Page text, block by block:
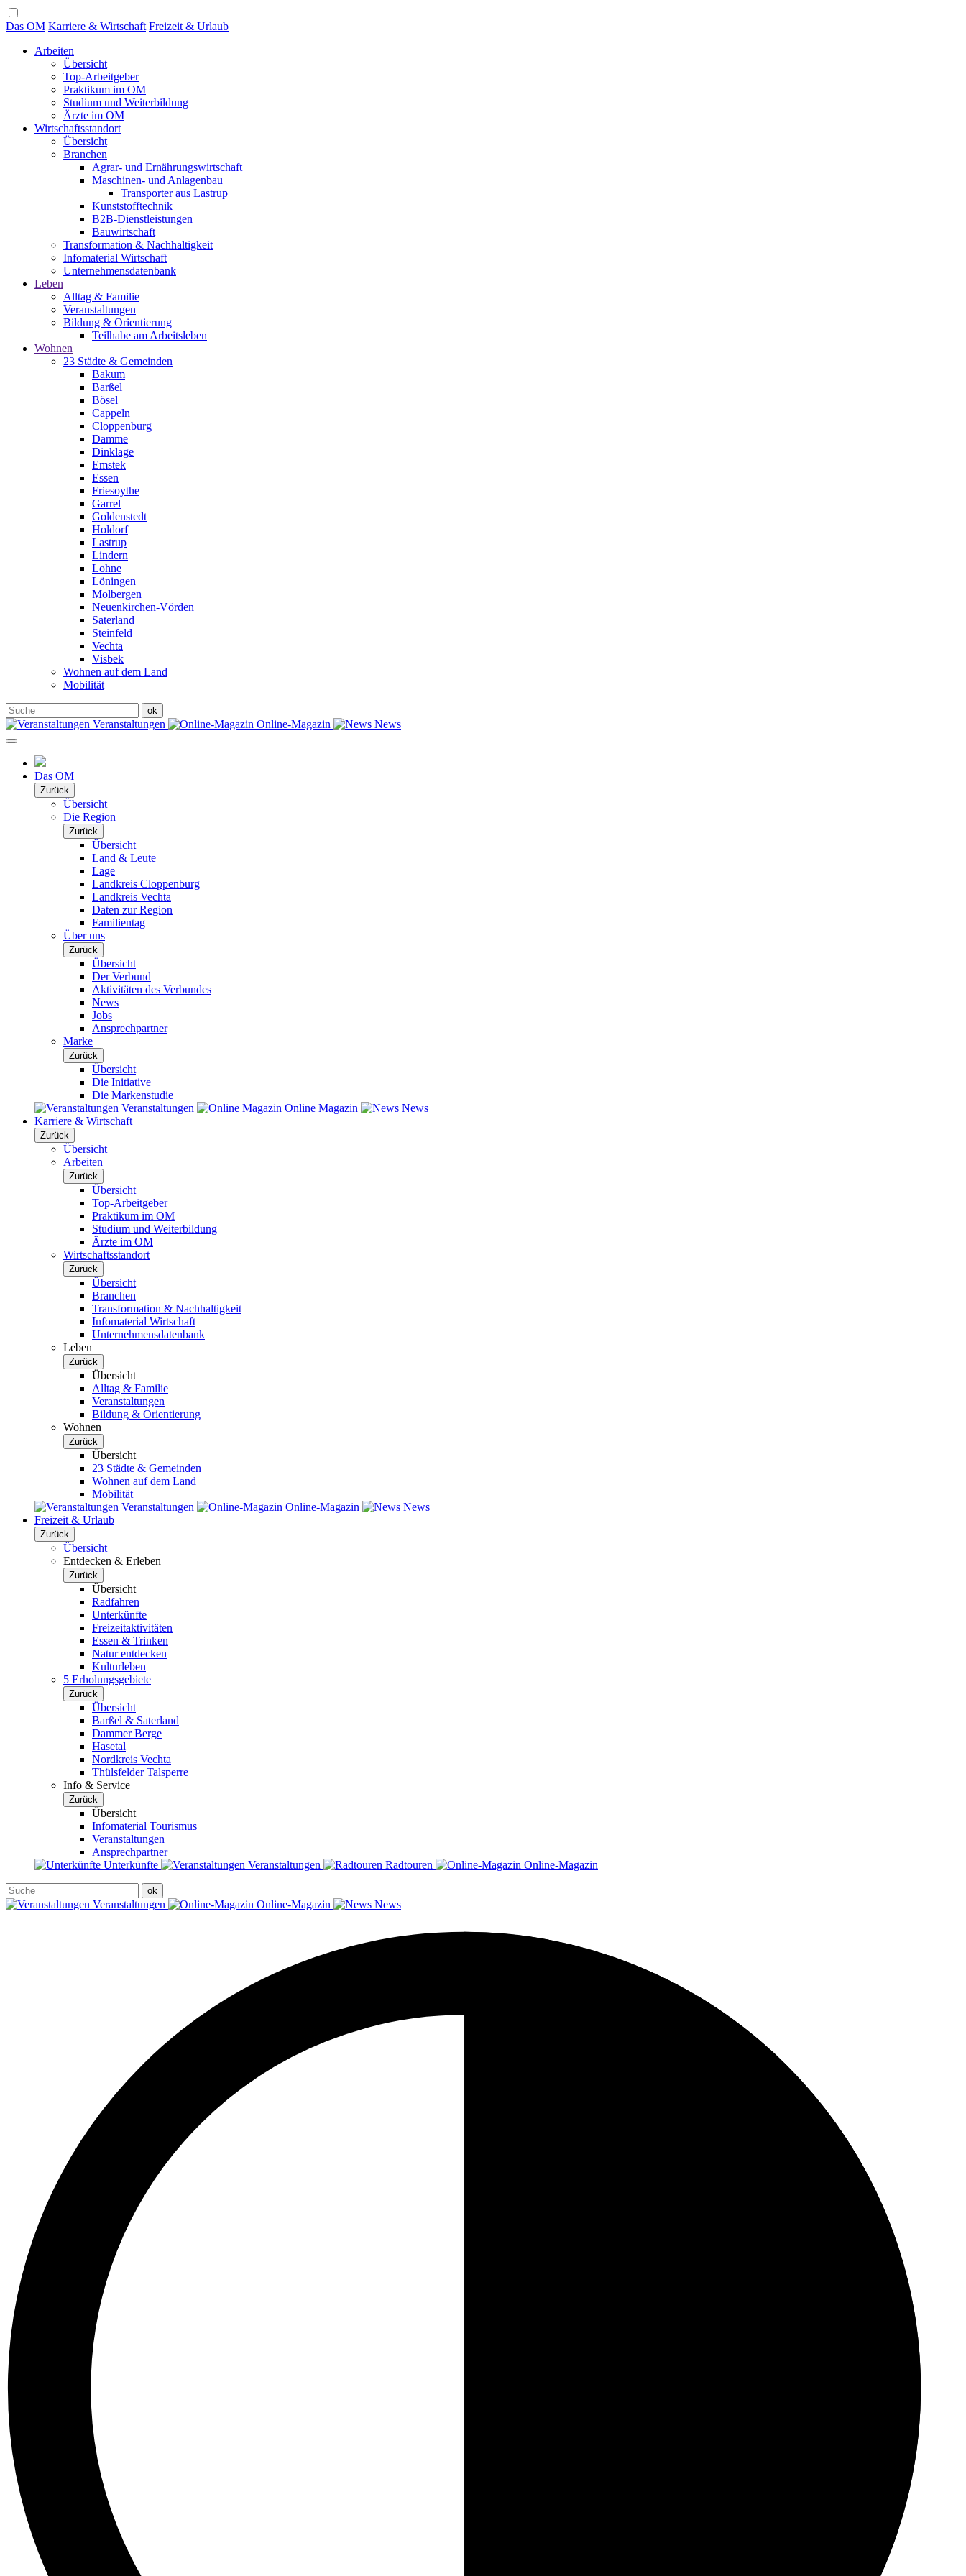
Das OM Karriere & Wirtschaft Freizeit & Urlaub
Arbeiten
Übersicht
Top-Arbeitgeber
Praktikum im OM
Studium und Weiterbildung
Ärzte im OM
Wirtschaftsstandort
Übersicht
Branchen
Agrar- und Ernährungswirtschaft
Maschinen- und Anlagenbau
Transporter aus Lastrup
Kunststofftechnik
B2B-Dienstleistungen
Bauwirtschaft
Transformation & Nachhaltigkeit
Infomaterial Wirtschaft
Unternehmensdatenbank
Leben
Alltag & Familie
Veranstaltungen
Bildung & Orientierung
Teilhabe am Arbeitsleben
Wohnen
23 Städte & Gemeinden
Bakum
Barßel
Bösel
Cappeln
Cloppenburg
Damme
Dinklage
Emstek
Essen
Friesoythe
Garrel
Goldenstedt
Holdorf
Lastrup
Lindern
Lohne
Löningen
Molbergen
Neuenkirchen-Vörden
Saterland
Steinfeld
Vechta
Visbek
Wohnen auf dem Land
Mobilität
Veranstaltungen Online-Magazin News
Das OM
Zurück
Übersicht
Die Region
Zurück
Übersicht
Land & Leute
Lage
Landkreis Cloppenburg
Landkreis Vechta
Daten zur Region
Familientag
Über uns
Zurück
Übersicht
Der Verbund
Aktivitäten des Verbundes
News
Jobs
Ansprechpartner
Marke
Zurück
Übersicht
Die Initiative
Die Markenstudie
Veranstaltungen
Online Magazin
News
Karriere & Wirtschaft
Zurück
Übersicht
Arbeiten
Zurück
Übersicht
Top-Arbeitgeber
Praktikum im OM
Studium und Weiterbildung
Ärzte im OM
Wirtschaftsstandort
Zurück
Übersicht
Branchen
Transformation & Nachhaltigkeit
Infomaterial Wirtschaft
Unternehmensdatenbank
Leben
Zurück
Übersicht
Alltag & Familie
Veranstaltungen
Bildung & Orientierung
Wohnen
Zurück
Übersicht
23 Städte & Gemeinden
Wohnen auf dem Land
Mobilität
Veranstaltungen
Online-Magazin
News
Freizeit & Urlaub
Zurück
Übersicht
Entdecken & Erleben
Zurück
Übersicht
Radfahren
Unterkünfte
Freizeitaktivitäten
Essen & Trinken
Natur entdecken
Kulturleben
5 Erholungsgebiete
Zurück
Übersicht
Barßel & Saterland
Dammer Berge
Hasetal
Nordkreis Vechta
Thülsfelder Talsperre
Info & Service
Zurück
Übersicht
Infomaterial Tourismus
Veranstaltungen
Ansprechpartner
Unterkünfte
Veranstaltungen Radtouren Online-Magazin
Veranstaltungen Online-Magazin News